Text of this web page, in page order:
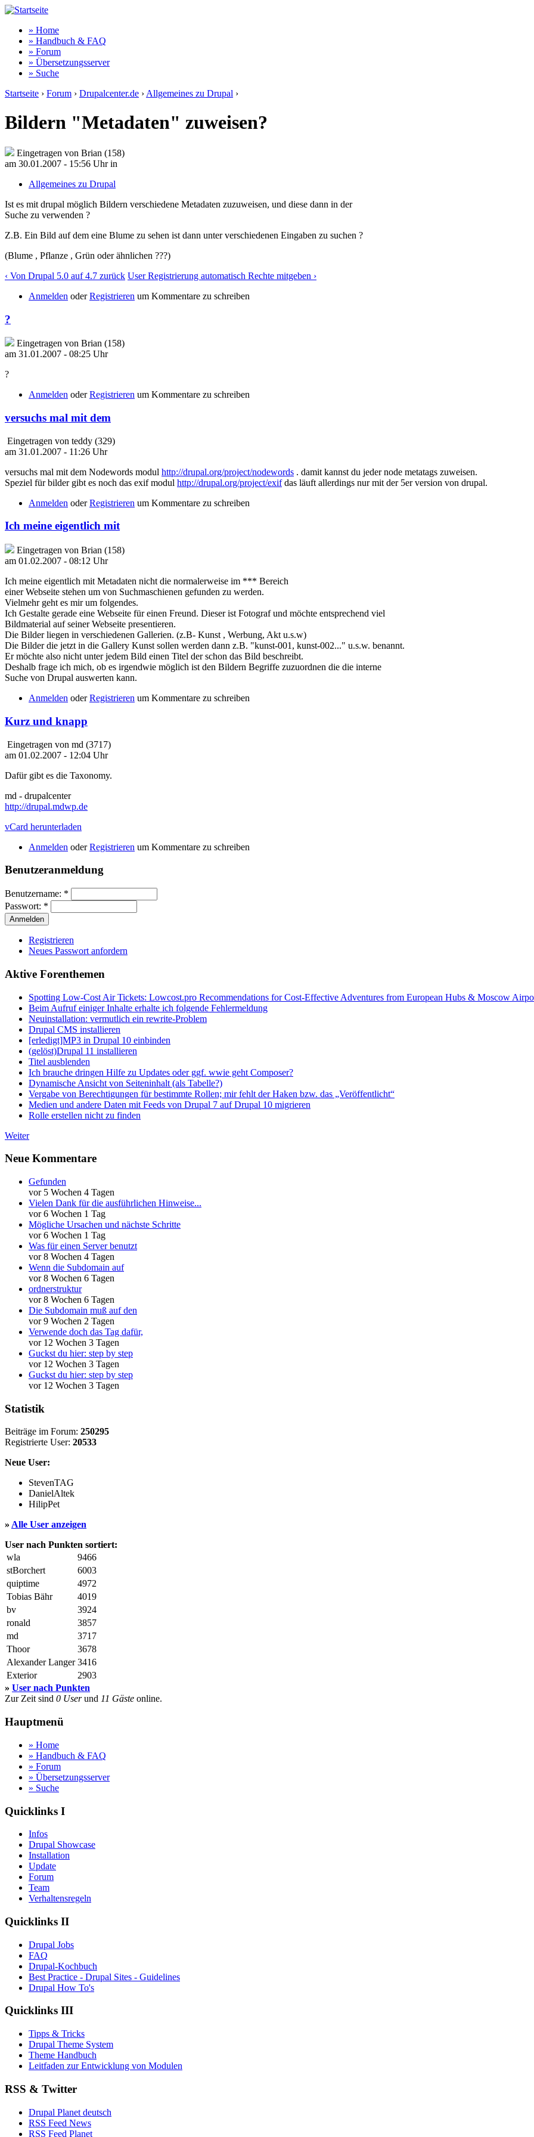
» Home
» Handbuch & FAQ
» Forum
» Übersetzungsserver
» Suche
Startseite › Forum › Drupalcenter.de › Allgemeines zu Drupal ›
Bildern "Metadaten" zuweisen?
Eingetragen von Brian (158)
am 30.01.2007 - 15:56 Uhrin
Allgemeines zu Drupal
Ist es mit drupal möglich Bildern verschiedene Metadaten zuzuweisen, und diese dann in der
Suche zu verwenden ?
Z.B. Ein Bild auf dem eine Blume zu sehen ist dann unter verschiedenen Eingaben zu suchen ?
(Blume , Pflanze , Grün oder ähnlichen ???)
‹ Von Drupal 5.0 auf 4.7 zurück User Registrierung automatisch Rechte mitgeben ›
Anmelden oderRegistrieren um Kommentare zu schreiben
?
Eingetragen von Brian (158)
am 31.01.2007 - 08:25 Uhr
?
Anmelden oderRegistrieren um Kommentare zu schreiben
versuchs mal mit dem
Eingetragen von teddy (329)
am 31.01.2007 - 11:26 Uhr
versuchs mal mit dem Nodewords modul http://drupal.org/project/nodewords . damit kannst du jeder node metatags zuweisen.
Speziel für bilder gibt es noch das exif modul http://drupal.org/project/exifdas läuft allerdings nur mit der 5er version von drupal.
Anmelden oderRegistrieren um Kommentare zu schreiben
Ich meine eigentlich mit
Eingetragen von Brian (158)
am 01.02.2007 - 08:12 Uhr
Ich meine eigentlich mit Metadaten nicht die normalerweise im *** Bereich
einer Webseite stehen um von Suchmaschienen gefunden zu werden.
Vielmehr geht es mir um folgendes.
Ich Gestalte gerade eine Webseite für einen Freund. Dieser ist Fotograf und möchte entsprechend viel
Bildmaterial auf seiner Webseite presentieren.
Die Bilder liegen in verschiedenen Gallerien. (z.B- Kunst , Werbung, Akt u.s.w)
Die Bilder die jetzt in die Gallery Kunst sollen werden dann z.B. "kunst-001, kunst-002..." u.s.w. benannt.
Er möchte also nicht unter jedem Bild einen Titel der schon das Bild beschreibt.
Deshalb frage ich mich, ob es irgendwie möglich ist den Bildern Begriffe zuzuordnen die die interne
Suche von Drupal auswerten kann.
Anmelden oderRegistrieren um Kommentare zu schreiben
Kurz und knapp
Eingetragen von md (3717)
am 01.02.2007 - 12:04 Uhr
Dafür gibt es die Taxonomy.
md - drupalcenter
http://drupal.mdwp.de
vCard herunterladen
Anmelden oderRegistrieren um Kommentare zu schreiben
Benutzeranmeldung
Benutzername: *
Passwort: *
Registrieren
Neues Passwort anfordern
Aktive Forenthemen
Spotting Low-Cost Air Tickets: Lowcost.pro Recommendations for Cost-Effective Adventures from European Hubs & Moscow
Beim Aufruf einiger Inhalte erhalte ich folgende Fehlermeldung
Neuinstallation: vermutlich ein rewrite-Problem
Drupal CMS installieren
[erledigt]MP3 in Drupal 10 einbinden
(gelöst)Drupal 11 installieren
Titel ausblenden
Ich brauche dringen Hilfe zu Updates oder ggf. wwie geht Composer?
Dynamische Ansicht von Seiteninhalt (als Tabelle?)
Vergabe von Berechtigungen für bestimmte Rollen; mir fehlt der Haken bzw. das „Veröffentlicht“
Medien und andere Daten mit Feeds von Drupal 7 auf Drupal 10 migrieren
Rolle erstellen nicht zu finden
Weiter
Neue Kommentare
Gefunden
vor 5 Wochen 4 Tagen
Vielen Dank für die ausführlichen Hinweise...
vor 6 Wochen 1 Tag
Mögliche Ursachen und nächste Schritte
vor 6 Wochen 1 Tag
Was für einen Server benutzt
vor 8 Wochen 4 Tagen
Wenn die Subdomain auf
vor 8 Wochen 6 Tagen
ordnerstruktur
vor 8 Wochen 6 Tagen
Die Subdomain muß auf den
vor 9 Wochen 2 Tagen
Verwende doch das Tag dafür,
vor 12 Wochen 3 Tagen
Guckst du hier: step by step
vor 12 Wochen 3 Tagen
Guckst du hier: step by step
vor 12 Wochen 3 Tagen
Statistik
Beiträge im Forum: 250295
Registrierte User: 20533
Neue User:
StevenTAG
DanielAltek
HilipPet
» Alle User anzeigen
User nach Punkten sortiert:
wla
9466
stBorchert
6003
quiptime
4972
Tobias Bähr
4019
bv
3924
ronald
3857
md
3717
Thoor
3678
Alexander Langer 3416
Exterior
2903
» User nach Punkten
Zur Zeit sind 0 Userund 11 Gäste online.
Hauptmenü
» Home
» Handbuch & FAQ
» Forum
» Übersetzungsserver
» Suche
Quicklinks I
Infos
Drupal Showcase
Installation
Update
Forum
Team
Verhaltensregeln
Quicklinks II
Drupal Jobs
FAQ
Drupal-Kochbuch
Best Practice - Drupal Sites - Guidelines
Drupal How To's
Quicklinks III
Tipps & Tricks
Drupal Theme System
Theme Handbuch
Leitfaden zur Entwicklung von Modulen
RSS & Twitter
Drupal Planet deutsch
RSS Feed News
RSS Feed Planet